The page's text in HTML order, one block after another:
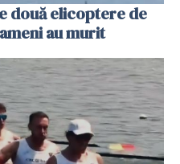
două elicoptere de
au murit